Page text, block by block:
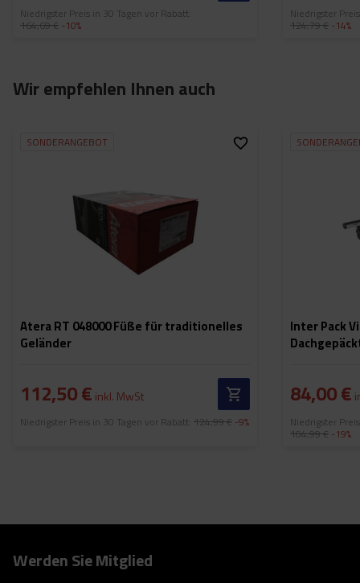
Niedrigster Preis in 30 Tagen vor Rabatt:
164,69 € -10%
Niedrigster
124,79 € -14%
Wir empfehlen Ihnen auch
SONDERANGEBOT
Atera RT 048000 Füße für traditionelles
Geländer
112,50 € inkl. MwSt
Niedrigster Preis in 30 Tagen vor Rabatt: 124,99 € -9%
Inter Pack
84,00 €
Niedrigster
104,99 € -19%
Werden Sie Mitglied